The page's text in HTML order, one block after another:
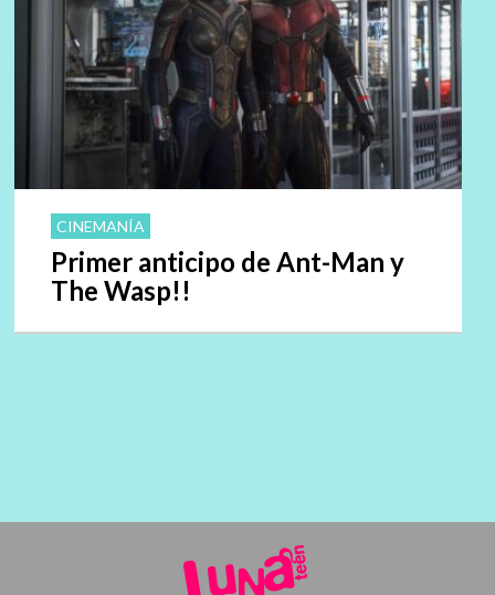
CINEMANÍA
Primer anticipo de Ant-Man y
The Wasp!!